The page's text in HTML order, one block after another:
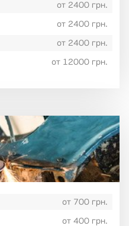
от 2400 грн.
от 2400 грн.
от 2400 грн.
от 12000 грн.
от 700 грн.
от 400 грн.